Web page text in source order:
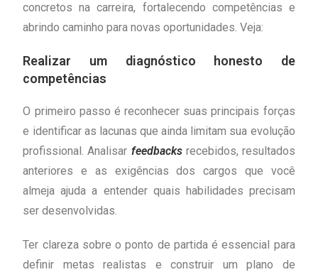
concretos na carreira, fortalecendo competências e
abrindo caminho para novas oportunidades. Veja:
Realizar um diagnóstico honesto de
competências
O primeiro passo é reconhecer suas principais forças
e identificar as lacunas que ainda limitam sua evolução
profissional. Analisar feedbacksrecebidos, resultados
anteriores e as exigências dos cargos que você
almeja ajuda a entender quais habilidades precisam
ser desenvolvidas.
Ter clareza sobre o ponto de partida é essencial para
definir metas realistas e construir um plano de